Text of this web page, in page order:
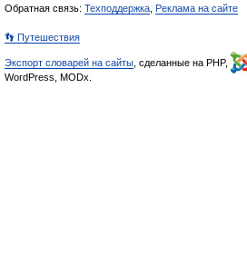
Обратная связь: Техподдержка Реклама на сайте
👣 Путешествия
Экспорт словарей на сайты , сделанные на PHP,
WordPress, MODx.